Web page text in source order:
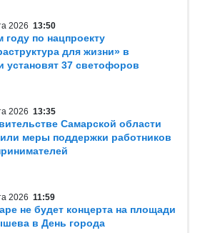
2026 13:50
году по нацпроекту
для жизни» в
установят 37 светофоров
2026 13:35
Самарской области
меры поддержки работников
2026 11:59
не будет концерта на площади
в День города